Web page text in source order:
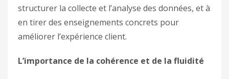
structurer la collecte et l’analyse des données, et à
en tirer des enseignements concrets pour
améliorer l’expérience client.
L’importance de la cohérence et de la fluidité